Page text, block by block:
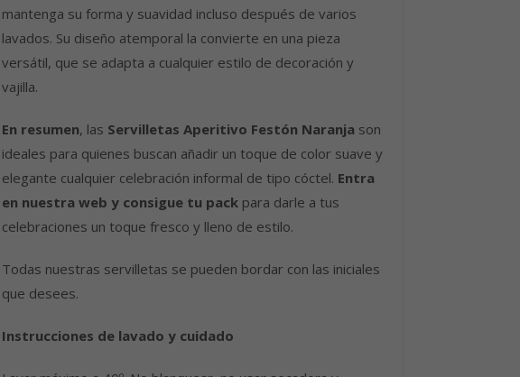
mantenga su forma y suavidad incluso después de varios
lavados. Su diseño atemporal la convierte en una pieza
versátil, que se adapta a cualquier estilo de decoración y
vajilla.
En resumen, las Servilletas Aperitivo Festón Naranja son
ideales para quienes buscan añadir un toque de color suave y
elegante cualquier celebración informal de tipo cóctel. Entra
en nuestra web y consigue tu packpara darle a tus
celebraciones un toque fresco y lleno de estilo.
Todas nuestras servilletas se pueden bordar con las iniciales
que desees.
Instrucciones de lavado y cuidado